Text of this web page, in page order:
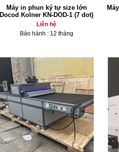
Máy in phun ký tự size lớn
Docod Kolner KN-DOD-1 (7 dot)
Liên hệ
Bảo hành : 12 tháng